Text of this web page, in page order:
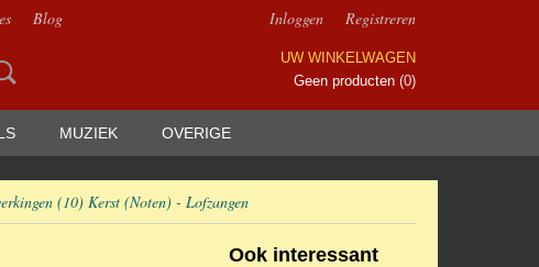
Blog Inloggen Registreren
UW WINKELWAGEN
Geen producten (0)
MUZIEK OVERIGE
(10) Kerst (Noten) - Lofzangen
Ook interessant